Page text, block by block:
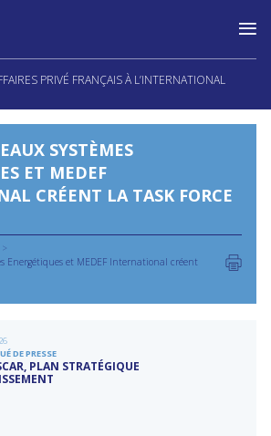
PRIVÉ FRANÇAIS À L’INTERNATIONAL
SYSTÈMES
ET MEDEF
CRÉENT LA TASK FORCE
Energétiques et MEDEF International créent
DE PRESSE
PLAN STRATÉGIQUE